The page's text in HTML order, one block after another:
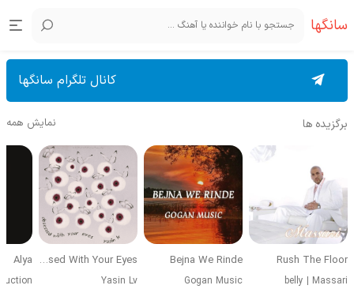
سانگها
کانال تلگرام سانگها
برگزیده ها نمایش همه
Rush The Floor
belly | Massari
Bejna We Rinde
Gogan Music
Obsessed With Your Eyes
Yasin Lv
Alya